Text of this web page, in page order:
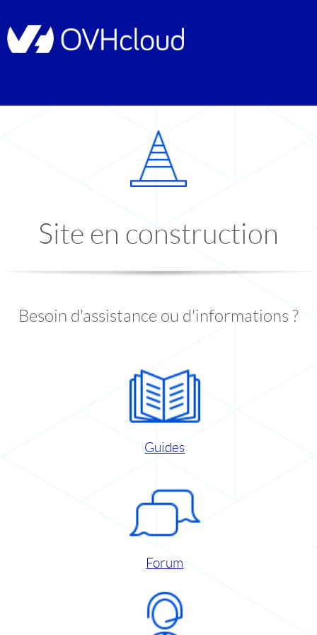
Site en construction
Besoin d'assistance ou d'informations ?
Guides
Forum